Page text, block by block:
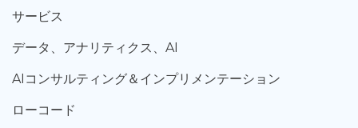
サービス
データ、 アナリティクス、 AI
AIコンサルティング＆ インプリメンテーション
ローコード